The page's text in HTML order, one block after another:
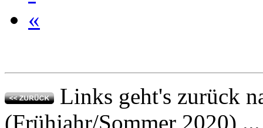
(Frühjahr/Sommer 2020) ...